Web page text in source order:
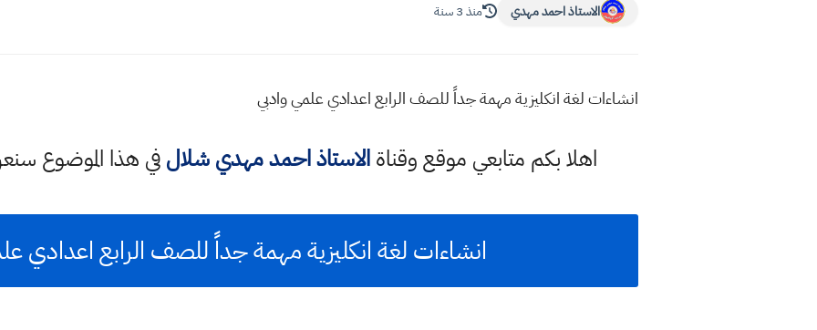
الاستاذ احمد مهدي منذ 3 سنة
انشاءات لغة انكليزية مهمة جداً للصف الرابع اعدادي علمي وادبي
اهلا بكم متابعي موقع وقناةالاستاذ احمد مهدي شلالفي هذا الموضوع
انشاءات لغة انكليزية مهمة جداً للصف الرابع اعدادي